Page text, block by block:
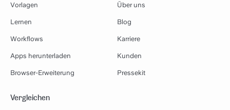
Vorlagen
Lernen
Workflows
Apps herunterladen
Browser-Erweiterung
Über uns
Blog
Karriere
Kunden
Pressekit
Vergleichen